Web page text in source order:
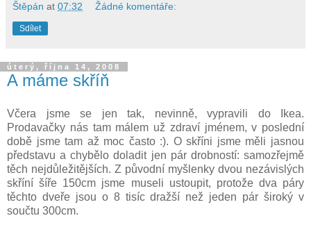
Štěpán at 07:32 Žádné komentáře:
Sdílet
úterý, října 14, 2008
A máme skříň
Včera jsme se jen tak, nevinně, vypravili do Ikea.
Prodavačky nás tam málem už zdraví jménem, v poslední
době jsme tam až moc často :). O skříni jsme měli jasnou
představu a chybělo doladit jen pár drobností: samozřejmě
těch nejdůležitějších. Z původní myšlenky dvou nezávislých
skříní šíře 150cm jsme museli ustoupit, protože dva páry
těchto dveře jsou o 8 tisíc dražší než jeden pár široký v
součtu 300cm.